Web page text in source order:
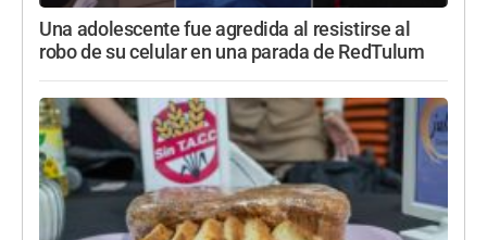
Una adolescente fue agredida al resistirse al
robo de su celular en una parada de RedTulum